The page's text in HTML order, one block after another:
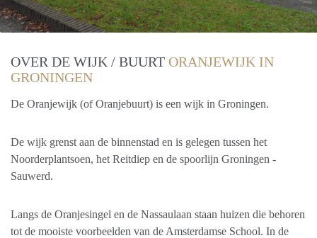
OVER DE WIJK / BUURT ORANJEWIJK IN
GRONINGEN
De Oranjewijk (of Oranjebuurt) is een wijk in Groningen.
De wijk grenst aan de binnenstad en is gelegen tussen het
Noorderplantsoen, het Reitdiep en de spoorlijn Groningen -
Sauwerd.
Langs de Oranjesingel en de Nassaulaan staan huizen die behoren
tot de mooiste voorbeelden van de Amsterdamse School. In de